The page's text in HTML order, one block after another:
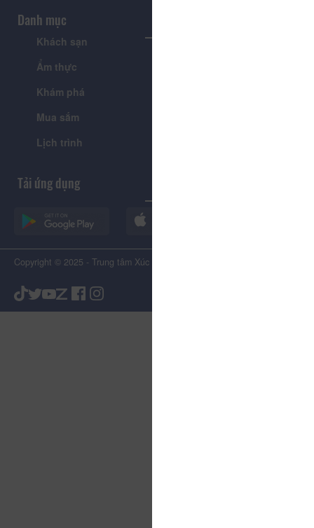
Danh mục
Khách sạn
Ẩm thực
Khám phá
Mua sắm
Lịch trình
Tải ứng dụng
Copyright © 2025 - Trung tâm Xúc tiến Du lịch Tỉnh Lâm Đồng